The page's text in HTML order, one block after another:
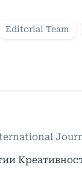
Editorial Team